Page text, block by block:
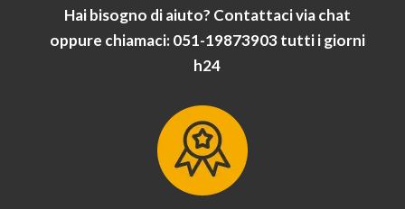
Hai bisogno di aiuto? Contattaci via chat
oppure chiamaci: 051-19873903 tutti i giorni
h24